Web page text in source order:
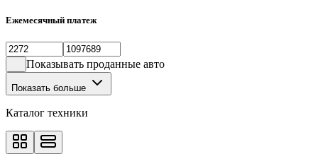
Ежемесячный платеж
Показывать проданные авто
Показать больше
Каталог техники